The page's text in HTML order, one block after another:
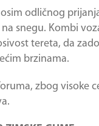
osim odličnog
snegu. Kombi
tereta, da
brzinama.
zbog visoke